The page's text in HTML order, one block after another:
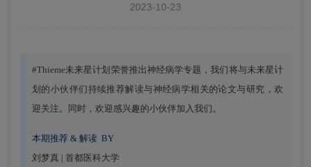
2023-10-23
#Thieme未来星计划荣誉推出神经病学专题，我们将与未来星计
划的小伙伴们持续推荐解读与神经病学相关的论文与研究，欢
迎关注。同时，欢迎感兴趣的小伙伴加入我们。
本期推荐 & 解读 BY
刘梦真 | 首都医科大学